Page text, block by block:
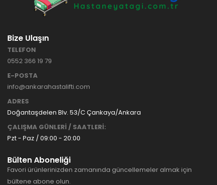
Bize Ulaşın
TELEFON
0552 366 19 79
E-POSTA
info@ankarahastalifti.com
ADRES
Doğantaşdelen Blv. 53/C Çankaya/Ankara
ÇALIŞMA GÜNLERİ / SAATLERİ:
Pzt - Paz / 09:00 - 20:00
Bülten Aboneliği
Favori ürünlerinizden zamanında güncellemeler almak için
bültene abone olun.